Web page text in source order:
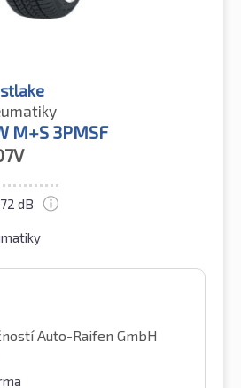
M+S 3PMSF
72 dB
Auto-Raifen GmbH